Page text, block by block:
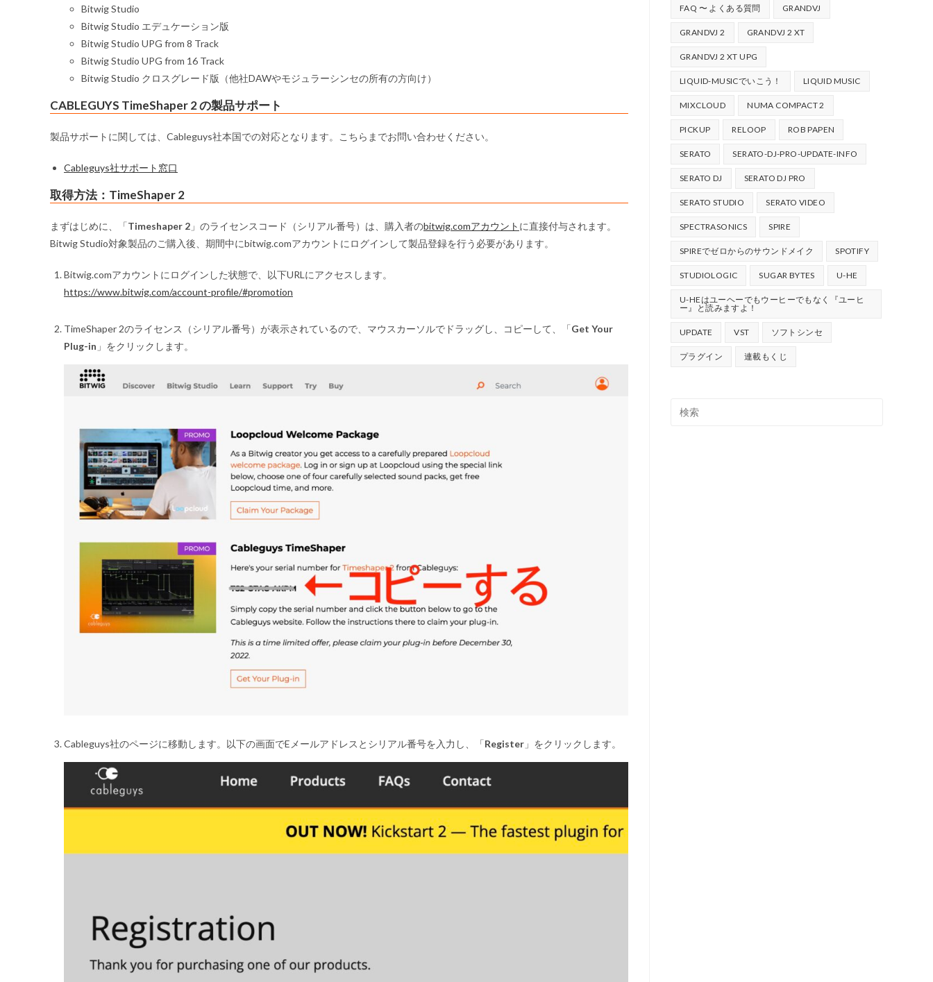
Bitwig Studio
Bitwig Studio エデュケーション版
Bitwig Studio UPG from 8 Track
Bitwig Studio UPG from 16 Track
Bitwig Studio クロスグレード版（他社DAWやモジュラーシンセの所有の方向け）
CABLEGUYS TimeShaper 2 の製品サポート
製品サポートに関しては、Cableguys社本国での対応となります。こちらまでお問い合わせください。
Cableguys社サポート窓口
取得方法：TimeShaper 2
まずはじめに、「Timeshaper 2 」のライセンスコード（シリアル番号）は、購入者のbitwig.comアカウント に直接付与されます。
Bitwig Studio対象製品のご購入後、期間中にbitwig.comアカウントにログインして製品登録を行う必要があります。
Bitwig.comアカウントにログインした状態で、以下URLにアクセスします。
https://www.bitwig.com/account-profile/#promotion
TimeShaper 2のライセンス（シリアル番号）が表示されているので、マウスカーソルでドラッグし、コピーして、「Get Your
Plug-in 」をクリックします。
Cableguys社のページに移動します。以下の画面でEメールアドレスとシリアル番号を入力し、「Register 」をクリックします。
FAQ 〜 よくある質問 GRANDVJ
GRANDVJ 2 GRANDVJ 2 XT
GRANDVJ 2 XT UPG
LIQUID-MUSICでいこう！ LIQUID MUSIC
MIXCLOUD NUMA COMPACT 2
PICKUP RELOOP ROB PAPEN
SERATO SERATO-DJ-PRO-UPDATE-INFO
SERATO DJ SERATO DJ PRO
SERATO STUDIO SERATO VIDEO
SPECTRASONICS SPIRE
SPIREでゼロからのサウンドメイク SPOTIFY
STUDIOLOGIC SUGAR BYTES U-HE
U-HEはユーヘーでもウーヒーでもなく『ユーヒ
ー』と読みますよ！
UPDATE VST ソフトシンセ
プラグイン 連載もくじ